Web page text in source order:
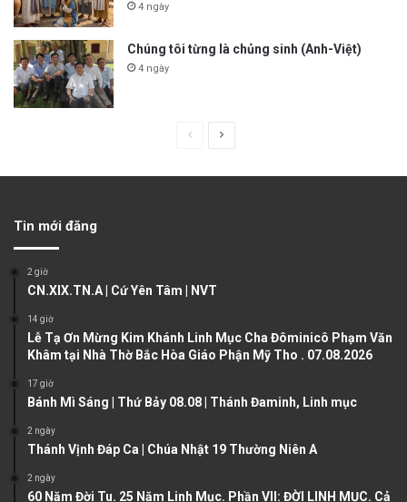
4 ngày
Chúng tôi từng là chủng sinh (Anh-Việt)
4 ngày
u
p
Tin mới đăng
2 giờ
CN.XIX.TN.A | Cứ Yên Tâm | NVT
14 giờ
Lễ Tạ Ơn Mừng Kim Khánh Linh Mục Cha Đôminicô Phạm Văn
Khâm tại Nhà Thờ Bắc Hòa Giáo Phận Mỹ Tho . 07.08.2026
17 giờ
Bánh Mì Sáng | Thứ Bảy 08.08 | Thánh Đaminh, Linh mục
2 ngày
Thánh Vịnh Đáp Ca | Chúa Nhật 19 Thường Niên A
2 ngày
60 Năm Đời Tu. 25 Năm Linh Mục. Phần VII: ĐỜI LINH MỤC. Cả